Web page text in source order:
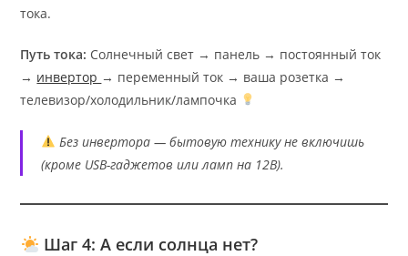
тока.
Путь тока: Солнечный свет → панель → постоянный ток
→ инвертор → переменный ток → ваша розетка →
телевизор/холодильник/лампочка
Без инвертора — бытовую технику не включишь
(кроме USB-гаджетов или ламп на 12В).
Шаг 4: А если солнца нет?